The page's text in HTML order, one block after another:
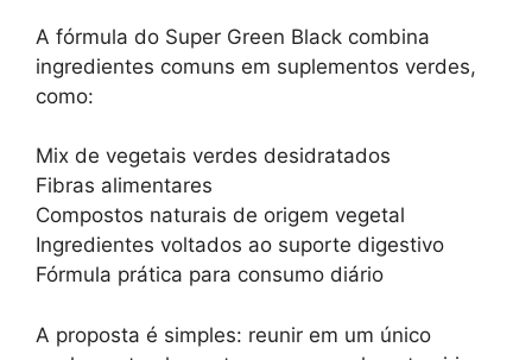
A fórmula do Super Green Black combina
ingredientes comuns em suplementos verdes,
como:
Mix de vegetais verdes desidratados
Fibras alimentares
Compostos naturais de origem vegetal
Ingredientes voltados ao suporte digestivo
Fórmula prática para consumo diário
A proposta é simples: reunir em um único